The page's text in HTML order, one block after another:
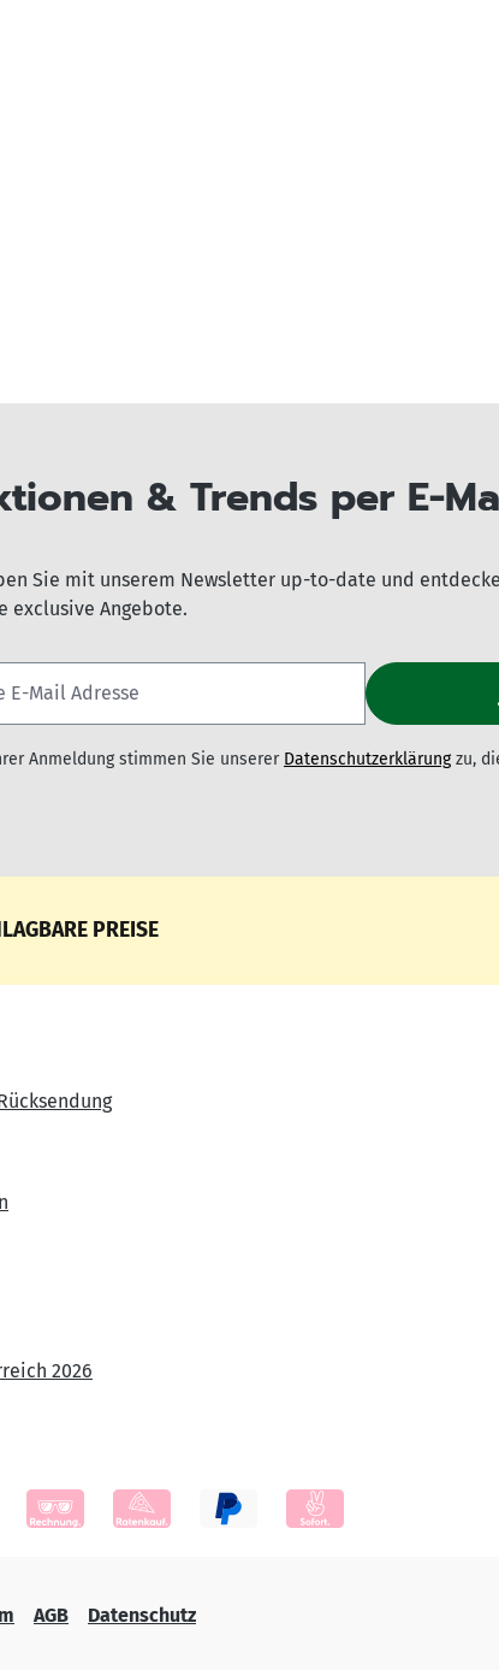
& Trends per E-
Sie mit unserem Newsletter up-to-date und
exclusive Angebote.
Anmeldung stimmen Sie unserer Datenschutzerklärungzu,
PREISE
2026
AGB Datenschutz